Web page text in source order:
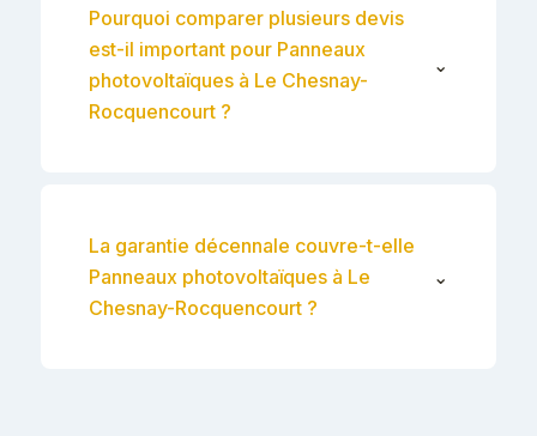
Pourquoi comparer plusieurs devis
est-il important pour Panneaux
photovoltaïques à Le Chesnay-
Rocquencourt ?
⌄
La garantie décennale couvre-t-elle
Panneaux photovoltaïques à Le
Chesnay-Rocquencourt ?
⌄